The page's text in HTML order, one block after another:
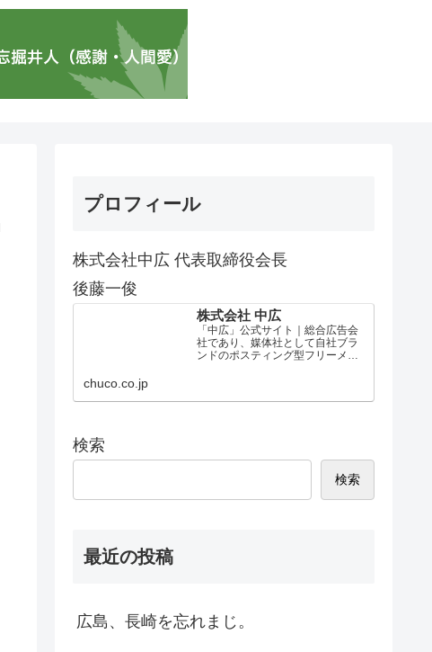
プロフィール
株式会社中広 代表取締役会長
後藤一俊
株式会社 中広
「中広」公式サイト｜総合広告会
社であり、媒体社として自社ブラ
ンドのポスティング型フリーメデ
chuco.co.jp
検索
検索
最近の投稿
広島、長崎を忘れまじ。